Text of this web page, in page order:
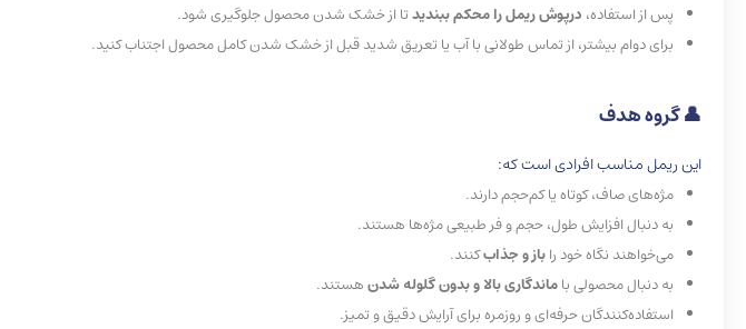
پس از استفاده، درپوش ریمل را محکم ببندیدتا از خشک شدن محصول جلوگیری شود.
برای دوام بیشتر، از تماس طولانی با آب یا تعریق شدید قبل از خشک شدن کامل محصول اجتناب کنید.
👤 گروه هدف
این ریمل مناسب افرادی است که:
مژه‌های صاف، کوتاه یا کم‌حجم دارند.
به دنبال افزایش طول، حجم و فر طبیعی مژه‌ها هستند.
می‌خواهند نگاه خود راباز و جذابکنند.
به دنبال محصولی باماندگاری بالا و بدون گلوله شدنهستند.
استفاده‌کنندگان حرفه‌ای و روزمره برای آرایش دقیق و تمیز.